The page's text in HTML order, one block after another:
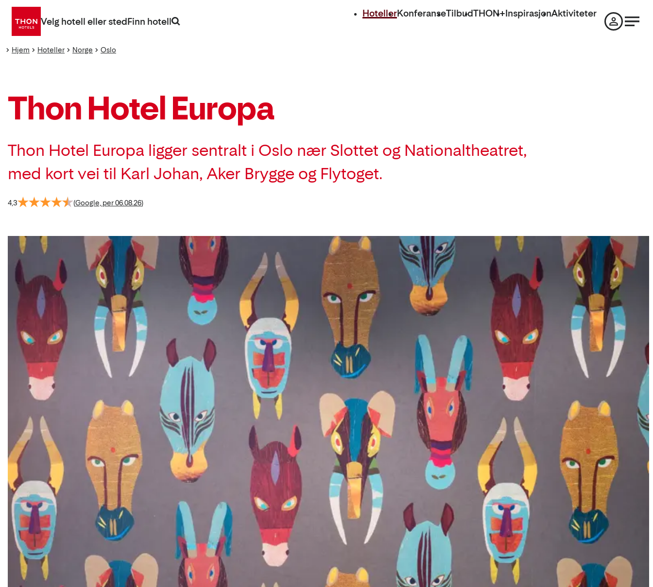
Gå
direkte
Velg hotell eller stedFinn hotell
HotellerKonferanseTilbudTHON+ InspirasjonAktiviteter
Hjem Hoteller Norge Oslo
Thon Hotel Europa
Thon Hotel Europa ligger sentralt i Oslo nær Slottet og Nationaltheatret,
med kort vei til Karl Johan, Aker Brygge og Flytoget.
4,3 (Google, per 06.08.26)